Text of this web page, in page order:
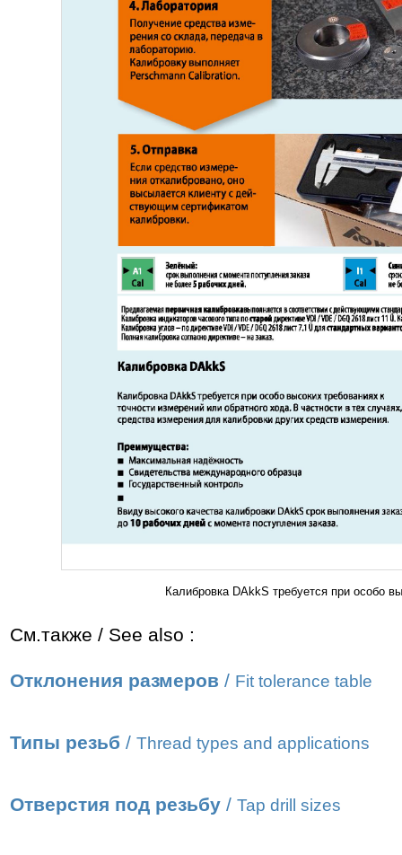
Калибровка DAkkS требуется при особо
См.также / See also :
Отклонения размеров / Fit tolerance table
Типы резьб / Thread types and applications
Отверстия под резьбу / Tap drill sizes